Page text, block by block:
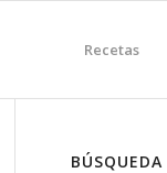
Recetas